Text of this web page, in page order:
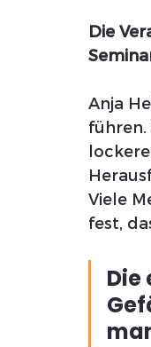
Die
Anja
führen.
Viele
fest,
Die